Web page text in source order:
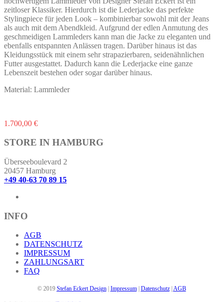
zeitloser Klassiker. Hierdurch ist die Lederjacke das perfekte
Stylingpiece für jeden Look – kombinierbar sowohl mit der Jeans
als auch mit dem Abendkleid. Aufgrund der edlen Anmutung des
geschmeidigen Lammleders kann man die Jacke zu eleganten und
ebenfalls entspannten Anlässen tragen. Darüber hinaus ist das
Kleidungsstück mit einem sehr strapazierbaren, seidenähnlichen
Futter ausgestattet. Dadurch kann die Lederjacke eine ganze
Lebenszeit bestehen oder sogar darüber hinaus.
Material: Lammleder
1.700,00 €Dieses
weist
Varianten
auf.
Die
Optionen
gewählt
werden
STORE IN HAMBURG
Überseeboulevard 2
20457 Hamburg
+49 40-63 70 89 15
INFO
AGB
DATENSCHUTZ
IMPRESSUM
ZAHLUNGSART
FAQ
© 2019 Stefan Eckert Design| Impressum| Datenschutz| AGB